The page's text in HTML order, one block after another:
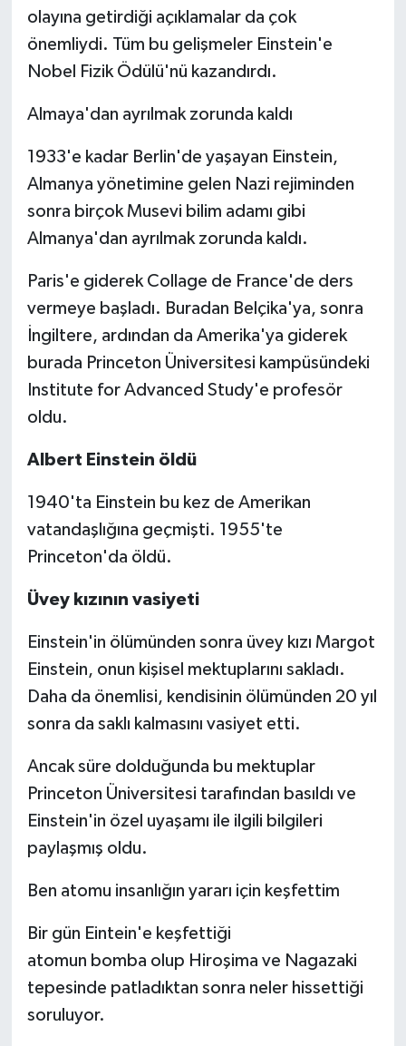
olayına getirdiği açıklamalar da çok
önemliydi. Tüm bu gelişmeler Einstein'e
Nobel Fizik Ödülü'nü kazandırdı.
Almaya'dan ayrılmak zorunda kaldı
1933'e kadar Berlin'de yaşayan Einstein,
Almanya yönetimine gelen Nazi rejiminden
sonra birçok Musevi bilim adamı gibi
Almanya'dan ayrılmak zorunda kaldı.
Paris'e giderek Collage de France'de ders
vermeye başladı. Buradan Belçika'ya, sonra
İngiltere, ardından da Amerika'ya giderek
burada Princeton Üniversitesi kampüsündeki
Institute for Advanced Study'e profesör
oldu.
Albert Einstein öldü
1940'ta Einstein bu kez de Amerikan
vatandaşlığına geçmişti. 1955'te
Princeton'da öldü.
Üvey kızının vasiyeti
Einstein'in ölümünden sonra üvey kızı Margot
Einstein, onun kişisel mektuplarını sakladı.
Daha da önemlisi, kendisinin ölümünden 20 yıl
sonra da saklı kalmasını vasiyet etti.
Ancak süre dolduğunda bu mektuplar
Princeton Üniversitesi tarafından basıldı ve
Einstein'in özel uyaşamı ile ilgili bilgileri
paylaşmış oldu.
Ben atomu insanlığın yararı için keşfettim
Bir gün Eintein'e keşfettiği
atomun bomba olup Hiroşima ve Nagazaki
tepesinde patladıktan sonra neler hissettiği
soruluyor.